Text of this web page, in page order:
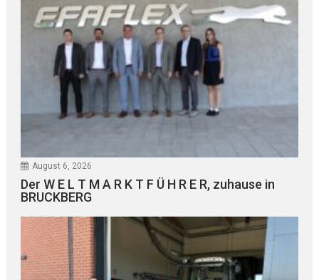
August 6, 2026
Der W E L T M A R K T F Ü H R E R, zuhause in
BRUCKBERG